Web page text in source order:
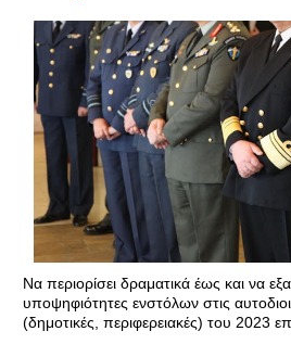
Να περιορίσει δραματικά έως και να
υποψηφιότητες ενστόλων στις
(δημοτικές, περιφερειακές) του 2023